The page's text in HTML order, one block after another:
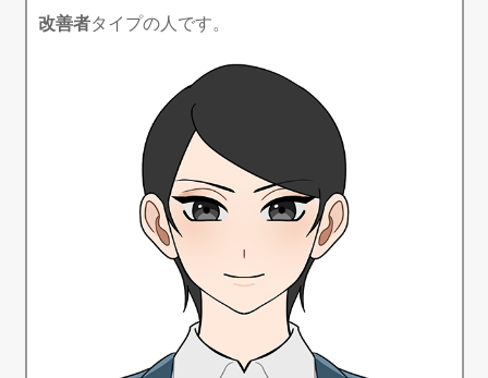
改善者タイプの人です。